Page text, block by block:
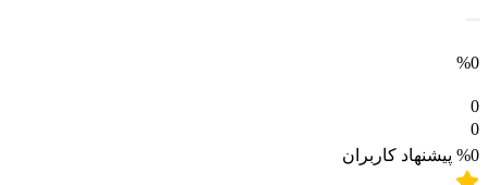
%0
0
0
%0 پیشنهاد کاربران